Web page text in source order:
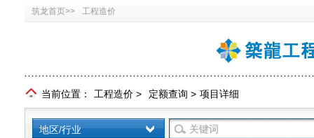
筑龙首页>> 工程造价
当前位置： 工程造价 > 定额查询 > 项目详细
地区/行业